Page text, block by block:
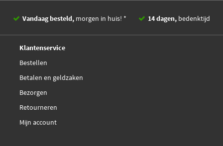
Vandaag besteld, morgen in huis! * 14 dagen, bedenktijd
Klantenservice
Bestellen
Betalen en geldzaken
Bezorgen
Retourneren
Mijn account